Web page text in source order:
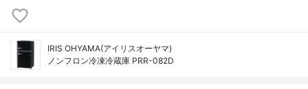
IRIS OHYAMA(アイリスオーヤマ)
ノンフロン冷凍冷蔵庫 PRR-082D